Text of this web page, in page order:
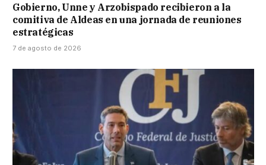
Gobierno, Unne y Arzobispado recibieron a la
comitiva de Aldeas en una jornada de reuniones
estratégicas
7 de agosto de 2026